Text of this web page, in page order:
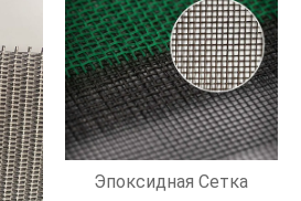
Эпоксидная Сетка